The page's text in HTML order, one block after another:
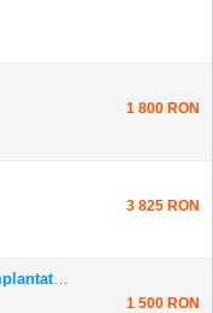
1 800 RON
3 825 RON
1 500 RON